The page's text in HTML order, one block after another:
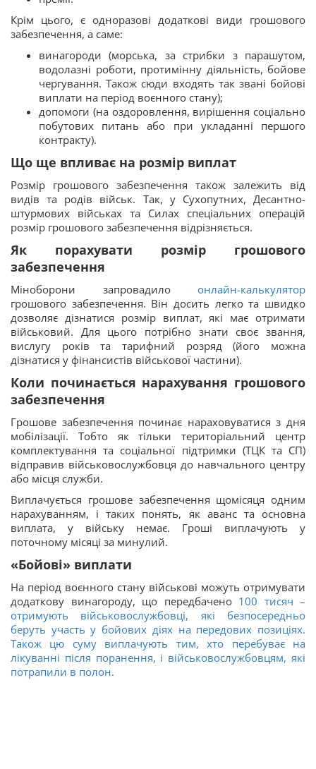
Крім цього, є одноразові додаткові види грошового
забезпечення, а саме:
винагороди (морська, за стрибки з парашутом,
водолазні роботи, протимінну діяльність, бойове
чергування. Також сюди входять так звані бойові
виплати на період воєнного стану);
допомоги (на оздоровлення, вирішення соціально
побутових питань або при укладанні першого
контракту).
Що ще впливає на розмір виплат
Розмір грошового забезпечення також залежить від
видів та родів військ. Так, у Сухопутних, Десантно-
штурмових військах та Силах спеціальних операцій
розмір грошового забезпечення відрізняється.
Як порахувати розмір грошового
забезпечення
Міноборони запровадило онлайн-калькулятор
грошового забезпечення. Він досить легко та швидко
дозволяє дізнатися розмір виплат, які має отримати
військовий. Для цього потрібно знати своє звання,
вислугу років та тарифний розряд (його можна
дізнатися у фінансистів військової частини).
Коли починається нарахування грошового
забезпечення
Грошове забезпечення починає нараховуватися з дня
мобілізації. Тобто як тільки територіальний центр
комплектування та соціальної підтримки (ТЦК та СП)
відправив військовослужбовця до навчального центру
або місця служби.
Виплачується грошове забезпечення щомісяця одним
нарахуванням, і таких понять, як аванс та основна
виплата, у війську немає. Гроші виплачують у
поточному місяці за минулий.
«Бойові» виплати
На період воєнного стану військові можуть отримувати
додаткову винагороду, що передбачено 100 тисяч –
отримують військовослужбовці, які безпосередньо
беруть участь у бойових діях на передових позиціях.
Також цю суму виплачують тим, хто перебуває на
лікуванні після поранення, і військовослужбовцям, які
потрапили в полон.